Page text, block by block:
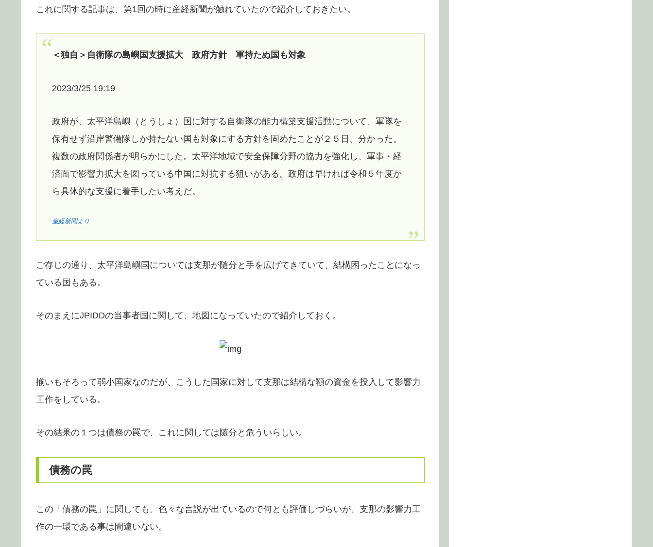
これに関する記事は、第1回の時に産経新聞が触れていたので紹介しておきたい。
＜独自＞自衛隊の島嶼国支援拡大 政府方針 軍持たぬ国も対象
2023/3/25 19:19
政府が、太平洋島嶼（とうしょ）国に対する自衛隊の能力構築支援活動について、軍隊を
保有せず沿岸警備隊しか持たない国も対象にする方針を固めたことが２５日、分かった。
複数の政府関係者が明らかにした。太平洋地域で安全保障分野の協力を強化し、軍事・経
済面で影響力拡大を図っている中国に対抗する狙いがある。政府は早ければ令和５年度か
ら具体的な支援に着手したい考えだ。
産経新聞より
ご存じの通り、太平洋島嶼国については支那が随分と手を広げてきていて、結構困ったことになっ
ている国もある。
そのまえにJPIDDの当事者国に関して、地図になっていたので紹介しておく。
揃いもそろって弱小国家なのだが、こうした国家に対して支那は結構な額の資金を投入して影響力
工作をしている。
その結果の１つは債務の罠で、これに関しては随分と危ういらしい。
債務の罠
この「債務の罠」に関しても、色々な言説が出ているので何とも評価しづらいが、支那の影響力工
作の一環である事は間違いない。